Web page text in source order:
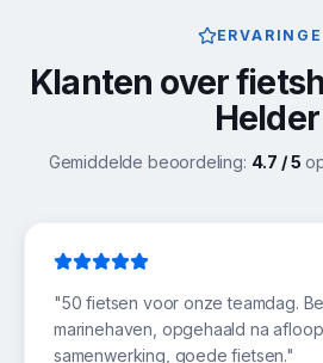
Klanten over
Helder
Gemiddelde beoordeling: 4.7 / 5
"50 fietsen voor onze teamdag.
marinehaven, opgehaald na
samenwerking, goede fietsen."